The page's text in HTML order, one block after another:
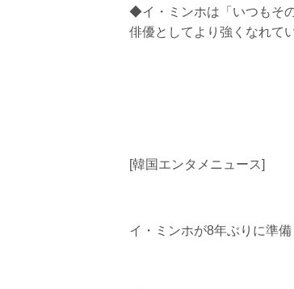
◆イ・ミンホは「いつもそ
俳優としてより強くなれて
[韓国エンタメニュース]
イ・ミンホが8年ぶりに準